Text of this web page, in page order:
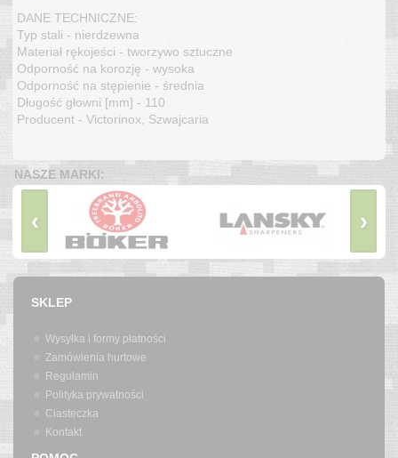
DANE TECHNICZNE:
Typ stali - nierdzewna
Materiał rękojeści - tworzywo sztuczne
Odporność na korozję - wysoka
Odporność na stępienie - średnia
Długość głowni [mm] - 110
Producent - Victorinox, Szwajcaria
NASZE MARKI:
‹ ›
SKLEP
Wysyłka i formy płatności
Zamówienia hurtowe
Regulamin
Polityka prywatności
Ciasteczka
Kontakt